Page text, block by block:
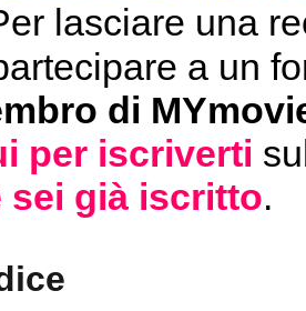
lasciare una
a un
di
per iscriverti
sei già iscritto.